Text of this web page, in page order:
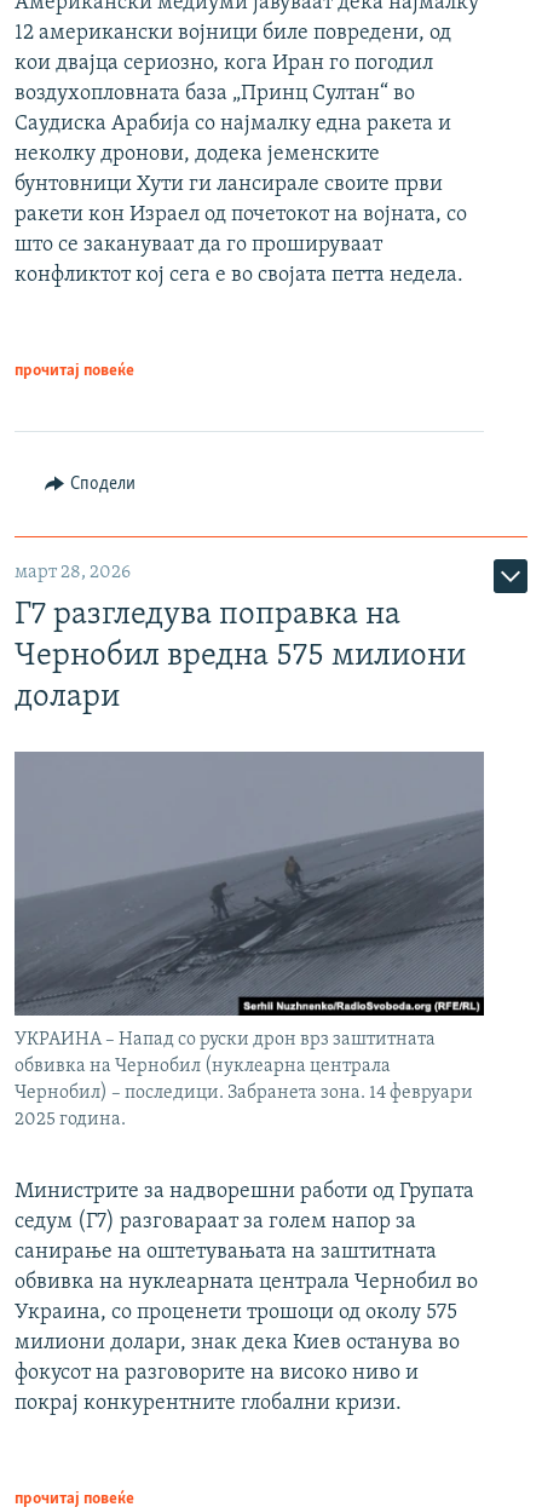
12 американски војници биле повредени, од
кои двајца сериозно, кога Иран го погодил
воздухопловната база „Принц Султан“ во
Саудиска Арабија со најмалку една ракета и
неколку дронови, додека јеменските
бунтовници Хути ги лансирале своите први
ракети кон Израел од почетокот на војната, со
што се закануваат да го прошируваат
конфликтот кој сега е во својата петта недела.
прочитај повеќе
Сподели
март 28, 2026
Г7 разгледува поправка на
Чернобил вредна 575 милиони
долари
УКРАИНА – Напад со руски дрон врз заштитната
обвивка на Чернобил (нуклеарна централа
Чернобил) – последици. Забранета зона. 14 февруари
2025 година.
Министрите за надворешни работи од Групата
седум (Г7) разговараат за голем напор за
санирање на оштетувањата на заштитната
обвивка на нуклеарната централа Чернобил во
Украина, со проценети трошоци од околу 575
милиони долари, знак дека Киев останува во
фокусот на разговорите на високо ниво и
покрај конкурентните глобални кризи.
прочитај повеќе